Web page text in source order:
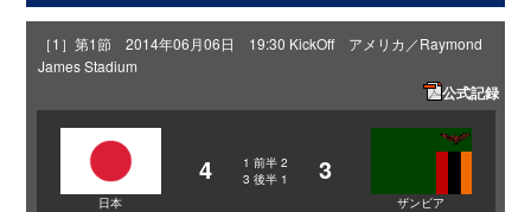
［1］第1節 2014年06月06日 19:30 KickOff アメリカ／Raymond
James Stadium
公式記録
日本
4 1 前半 2
3 後半 1 3
ザンビア